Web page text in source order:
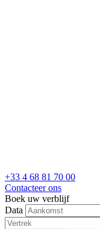
+33 4 68 81 70 00
Contacteer ons
Boek uw verblijf
Data